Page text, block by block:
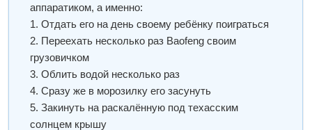
аппаратиком, а именно:
1. Отдать его на день своему ребёнку поиграться
2. Переехать несколько раз Baofeng своим
грузовичком
3. Облить водой несколько раз
4. Сразу же в морозилку его засунуть
5. Закинуть на раскалённую под техасским
солнцем крышу